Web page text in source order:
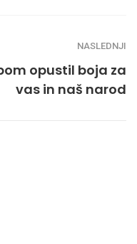
NASLEDNJI
opustil boja za
vas in naš narod